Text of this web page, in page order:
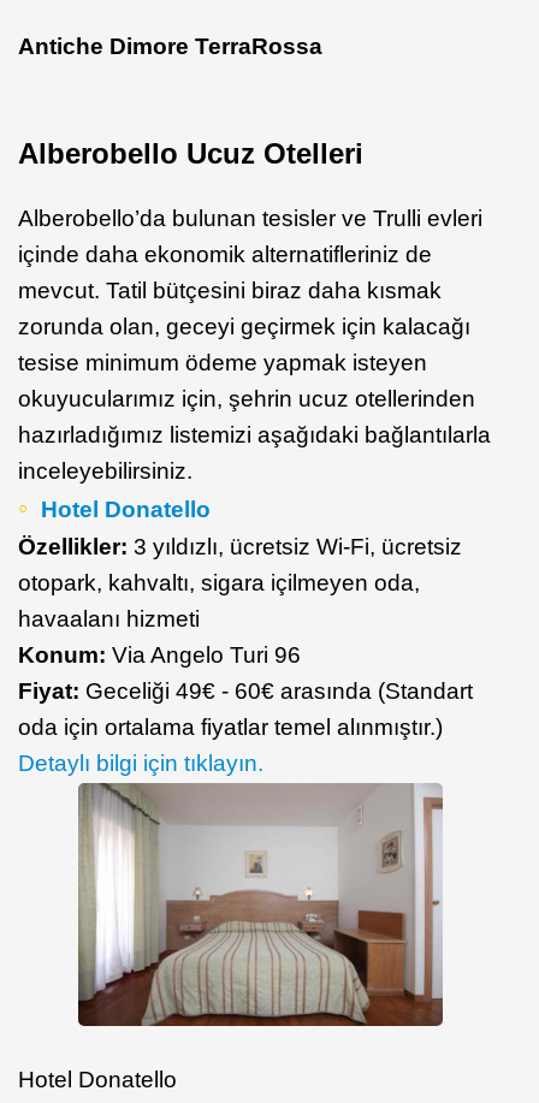
Antiche Dimore TerraRossa
Alberobello Ucuz Otelleri
Alberobello’da bulunan tesisler ve Trulli evleri
içinde daha ekonomik alternatifleriniz de
mevcut. Tatil bütçesini biraz daha kısmak
zorunda olan, geceyi geçirmek için kalacağı
tesise minimum ödeme yapmak isteyen
okuyucularımız için, şehrin ucuz otellerinden
hazırladığımız listemizi aşağıdaki bağlantılarla
inceleyebilirsiniz.
Hotel Donatello
Özellikler: 3 yıldızlı, ücretsiz Wi-Fi, ücretsiz
otopark, kahvaltı, sigara içilmeyen oda,
havaalanı hizmeti
Konum: Via Angelo Turi 96
Fiyat: Geceliği 49€ - 60€ arasında (Standart
oda için ortalama fiyatlar temel alınmıştır.)
Detaylı bilgi için tıklayın.
Hotel Donatello